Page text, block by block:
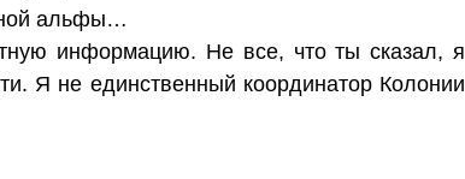
альфы…
информацию. Не все, что ты сказал, я
Я не единственный координатор Колонии